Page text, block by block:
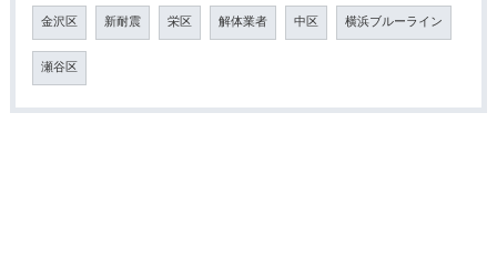
金沢区 新耐震 栄区 解体業者 中区 横浜ブルーライン
瀬谷区